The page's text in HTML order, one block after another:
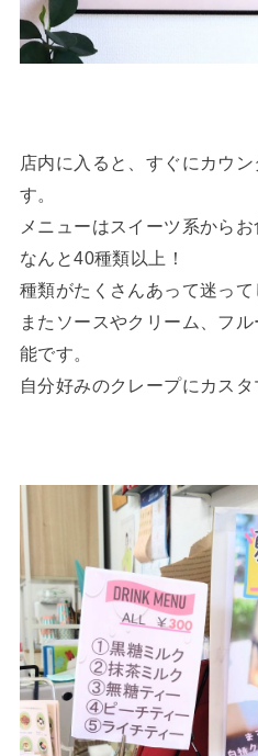
店内に入ると、すぐにカウ
す。
メニューはスイーツ系から
なんと40種類以上！
種類がたくさんあって迷って
またソースやクリーム、フ
能です。
自分好みのクレープにカスタ